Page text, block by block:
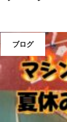
ブログ